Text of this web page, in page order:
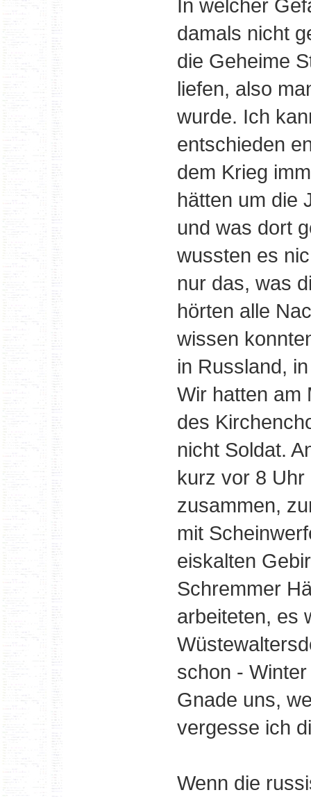
In welcher
damals nicht
die Geheime
liefen, also
wurde. Ich
entschieden
dem Krieg
hätten um die
und was dort
wussten es
nur das, was
hörten alle
wissen
in Russland,
Wir hatten am
des
nicht Soldat.
kurz vor 8
zusammen,
mit
eiskalten
Schremmer
arbeiteten, es
schon -
Gnade uns,
vergesse ich
Wenn die